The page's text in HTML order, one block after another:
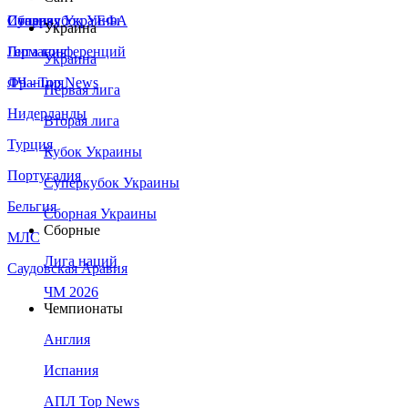
Сборная Украины
Италия
Германия
Франция
Нидерланды
Турция
Португалия
Бельгия
МЛС
Саудовская Аравия
Суперкубок УЕФА
Лига конференций
ЛЧ - Top News
Украина
Украина
Первая лига
Вторая лига
Кубок Украины
Суперкубок Украины
Сборная Украины
Сборные
Лига наций
ЧМ 2026
Чемпионаты
Англия
Испания
АПЛ Top News